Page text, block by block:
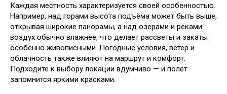
Каждая местность характеризуется своей особенностью.
Например, над горами высота подъёма может быть выше,
открывая широкие панорамы, а над озёрами и реками
воздух обычно влажнее, что делает рассветы и закаты
особенно живописными. Погодные условия, ветер и
облачность также влияют на маршрут и комфорт.
Подходите к выбору локации вдумчиво — и полёт
запомнится яркими красками.